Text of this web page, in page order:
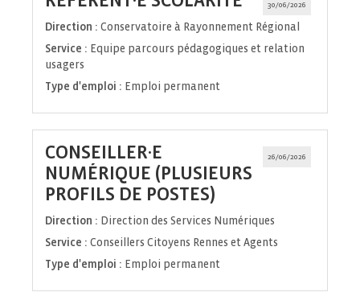
30/06/2026
fenêtre)
Direction : Conservatoire à Rayonnement Régional
Service : Equipe parcours pédagogiques et relation
usagers
Type d'emploi : Emploi permanent
26/06/2026
CONSEILLER·E
NUMÉRIQUE (PLUSIEURS
PROFILS DE POSTES)
fenêtre)
Direction : Direction des Services Numériques
Service : Conseillers Citoyens Rennes et Agents
Type d'emploi : Emploi permanent